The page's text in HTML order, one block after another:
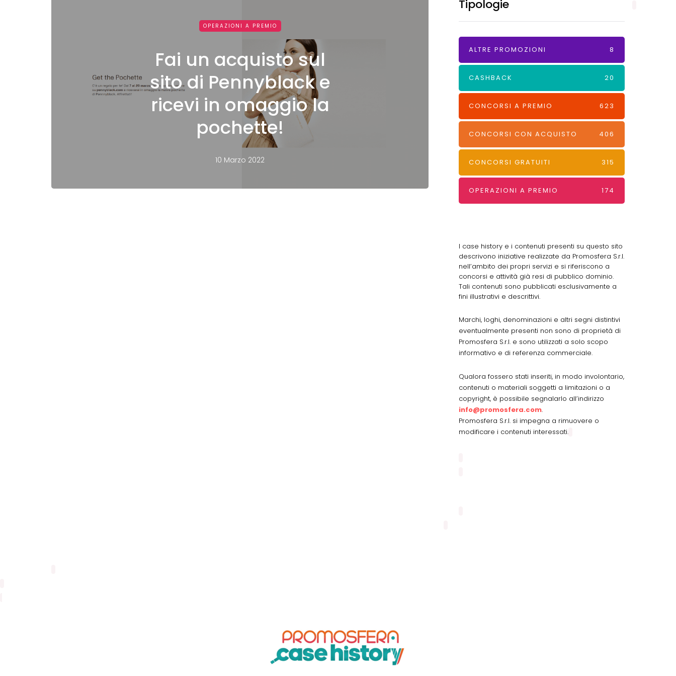
OPERAZIONI A PREMIO
Fai un acquisto sul
sito di Pennyblack e
ricevi in omaggio la
pochette!
10 Marzo 2022
Tipologie
ALTRE PROMOZIONI 8
CASHBACK 20
CONCORSI A PREMIO 623
CONCORSI CON ACQUISTO 406
CONCORSI GRATUITI 315
OPERAZIONI A PREMIO 174
I case history e i contenuti presenti su questo sito
descrivono iniziative realizzate da Promosfera S.r.l.
nell’ambito dei propri servizi e si riferiscono a
concorsi e attività già resi di pubblico dominio.
Tali contenuti sono pubblicati esclusivamente a
fini illustrativi e descrittivi.
Marchi, loghi, denominazioni e altri segni distintivi
eventualmente presenti non sono di proprietà di
Promosfera S.r.l. e sono utilizzati a solo scopo
informativo e di referenza commerciale.
Qualora fossero stati inseriti, in modo involontario,
contenuti o materiali soggetti a limitazioni o a
copyright, è possibile segnalarlo all’indirizzo
info@promosfera.com.
Promosfera S.r.l. si impegna a rimuovere o
modificare i contenuti interessati.